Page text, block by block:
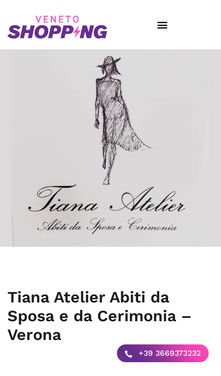
Tiana Atelier Abiti da
Sposa e da Cerimonia –
Verona
+39 3669373232